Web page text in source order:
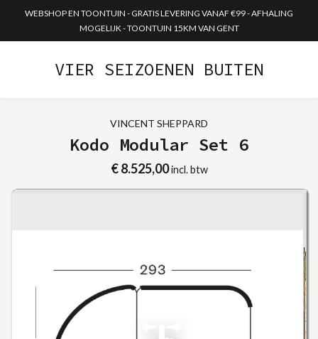
WEBSHOP EN TOONTUIN - GRATIS LEVERING VANAF €99 - AFHALING
MOGELIJK - TOONTUIN 15KM VAN GENT
VIER SEIZOENEN BUITEN
VINCENT SHEPPARD
Kodo Modular Set 6
€ 8.525,00incl. btw